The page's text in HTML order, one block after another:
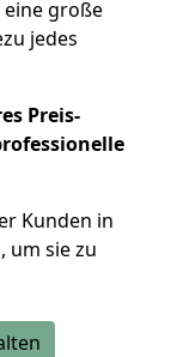
große
jedes
Preis-
Kunden in
um sie zu